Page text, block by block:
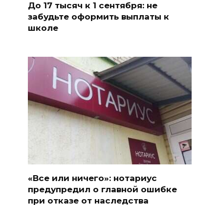
До 17 тысяч к 1 сентября: не
забудьте оформить выплаты к
школе
«Все или ничего»: нотариус
предупредил о главной ошибке
при отказе от наследства